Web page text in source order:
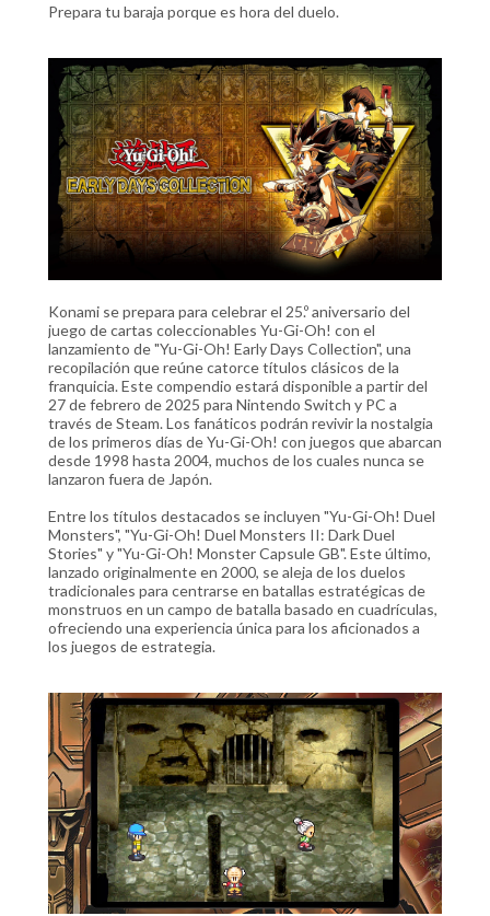
Prepara tu baraja porque es hora del duelo.
Konami se prepara para celebrar el 25.º aniversario del
juego de cartas coleccionables Yu-Gi-Oh! con el
lanzamiento de "Yu-Gi-Oh! Early Days Collection", una
recopilación que reúne catorce títulos clásicos de la
franquicia. Este compendio estará disponible a partir del
27 de febrero de 2025 para Nintendo Switch y PC a
través de Steam. Los fanáticos podrán revivir la nostalgia
de los primeros días de Yu-Gi-Oh! con juegos que abarcan
desde 1998 hasta 2004, muchos de los cuales nunca se
lanzaron fuera de Japón.
Entre los títulos destacados se incluyen "Yu-Gi-Oh! Duel
Monsters", "Yu-Gi-Oh! Duel Monsters II: Dark Duel
Stories" y "Yu-Gi-Oh! Monster Capsule GB". Este último,
lanzado originalmente en 2000, se aleja de los duelos
tradicionales para centrarse en batallas estratégicas de
monstruos en un campo de batalla basado en cuadrículas,
ofreciendo una experiencia única para los aficionados a
los juegos de estrategia.